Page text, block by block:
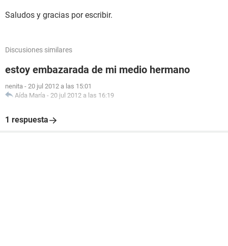
Saludos y gracias por escribir.
Discusiones similares
estoy embazarada de mi medio hermano
nenita - 20 jul 2012 a las 15:01
Aída María - 20 jul 2012 a las 16:19
1 respuesta